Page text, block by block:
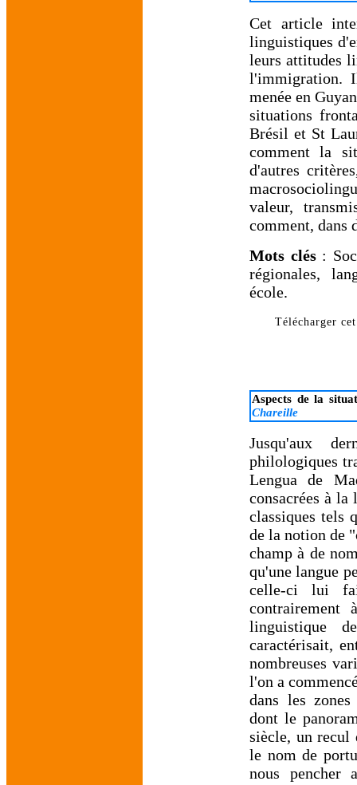
Cet article
linguistiques
leurs attitudes
l'immigration.
menée en
situations
Brésil et St
comment la
d'autres
valeur,
comment, dans
Mots clés:
régionales,
école.
Télécharger
Aspects de la
Chareille
Jusqu'aux
philologiques
Lengua de
consacrées à la
classiques tels
de la notion de
champ à de
qu'une langue
celle-ci lui
contrairement
linguistique
caractérisait,
nombreuses
l'on a
dans les
dont le
siècle, un recul
le nom de
nous pencher